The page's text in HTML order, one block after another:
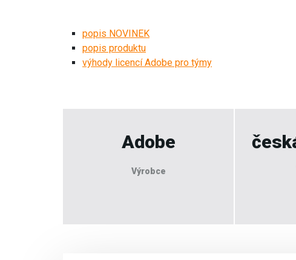
popis NOVINEK
popis produktu
výhody licencí Adobe pro týmy
Adobe
Výrobce